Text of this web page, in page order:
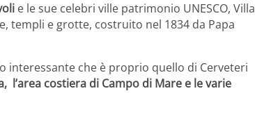
e le sue celebri ville patrimonio UNESCO, Villa
templi e grotte, costruito nel 1834 da Papa
interessante che è proprio quello di Cerveteri
l’area costiera di Campo di Mare e le varie